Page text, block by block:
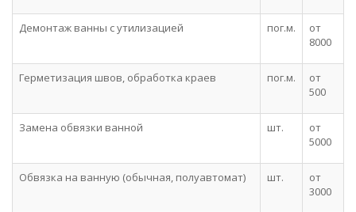
Демонтаж ванны с утилизацией пог.м.
от
8000
Герметизация швов, обработка краев пог.м.
от
500
Замена обвязки ванной шт.
от
5000
Обвязка на ванную (обычная, полуавтомат) шт.
от
3000